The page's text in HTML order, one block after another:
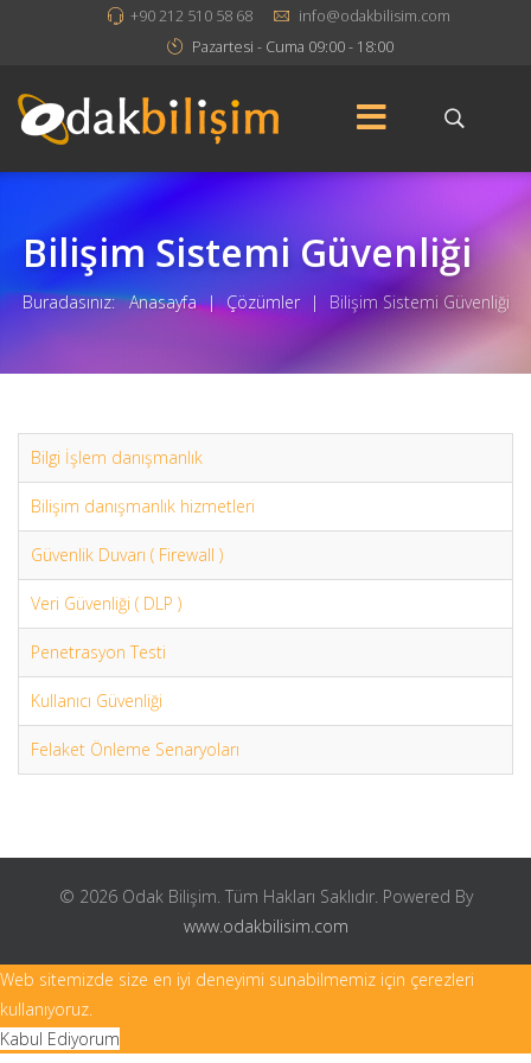
+90 212 510 58 68
info@odakbilisim.com
Pazartesi - Cuma 09:00 - 18:00
Bilişim Sistemi Güvenliği
Buradasınız: Anasayfa | Çözümler | Bilişim Sistemi Güvenliği
Bilgi İşlem danışmanlık
Bilişim danışmanlık hizmetleri
Güvenlik Duvarı ( Firewall )
Veri Güvenliği ( DLP )
Penetrasyon Testi
Kullanıcı Güvenliği
Felaket Önleme Senaryoları
© 2026 Odak Bilişim. Tüm Hakları Saklıdır. Powered By
www.odakbilisim.com
Web sitemizde size en iyi deneyimi sunabilmemiz için çerezleri
kullanıyoruz.
Kabul Ediyorum